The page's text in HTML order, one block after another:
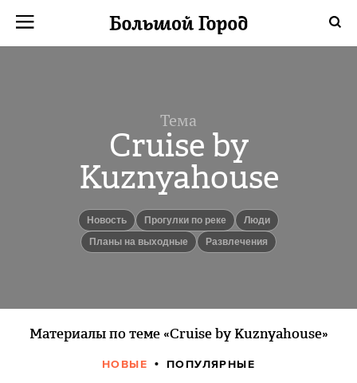
Тема
Cruise by
Kuznyahouse
Новость прогулки по реке
люди
Планы на выходные
Развлечения
Материалы по теме «Cruise by Kuznyahouse»
НОВЫЕ ПОПУЛЯРНЫЕ